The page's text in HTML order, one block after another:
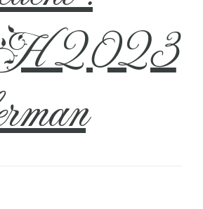
2023